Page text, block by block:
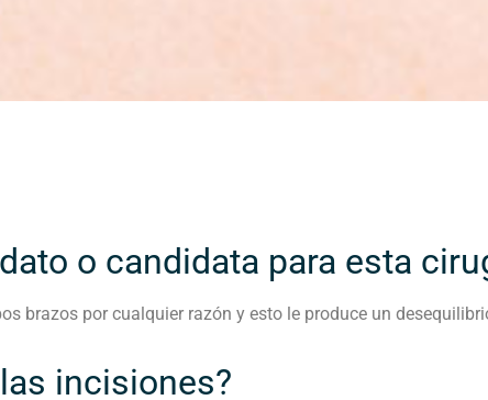
o candidata para esta
brazos por cualquier razón y esto le produce un
incisiones?